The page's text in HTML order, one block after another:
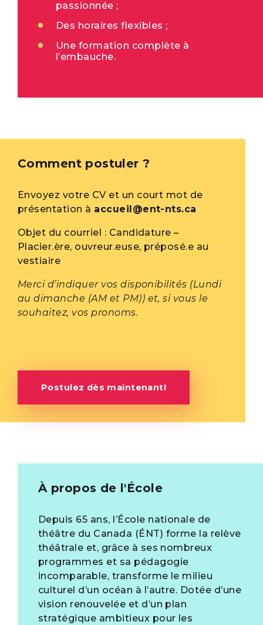
passionnée ;
Des horaires flexibles ;
Une formation complète à
l’embauche.
Comment postuler ?
Envoyez votre CV et un court mot de
présentation à accueil@ent-nts.ca
Objet du courriel : Candidature –
Placier.ère, ouvreur.euse, préposé.e au
vestiaire
Merci d’indiquer vos disponibilités (Lundi
au dimanche (AM et PM)) et, si vous le
souhaitez, vos pronoms.
Postulez dès maintenant!
À propos de l'École
Depuis 65 ans, l’École nationale de
théâtre du Canada (ÉNT) forme la relève
théâtrale et, grâce à ses nombreux
programmes et sa pédagogie
incomparable, transforme le milieu
culturel d’un océan à l’autre. Dotée d’une
vision renouvelée et d’un plan
stratégique ambitieux pour les